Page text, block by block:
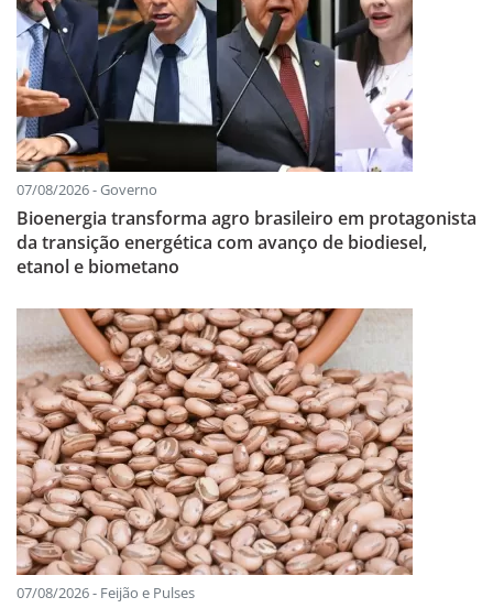
07/08/2026 - Governo
Bioenergia transforma agro brasileiro em protagonista
da transição energética com avanço de biodiesel,
etanol e biometano
07/08/2026 - Feijão e Pulses